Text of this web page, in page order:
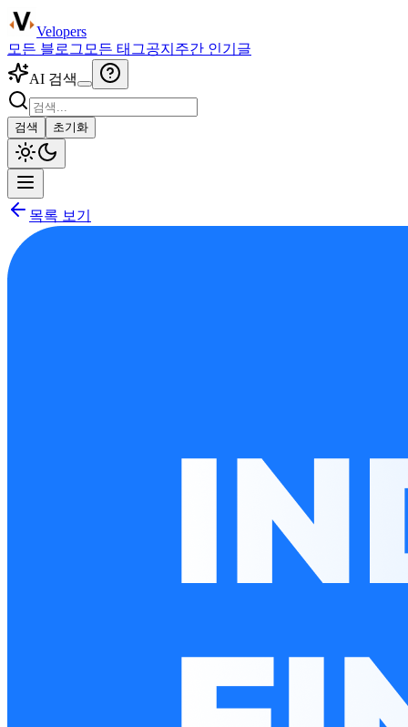
Velopers
모든 블로그 모든 태그공지 주간 인기글
AI 검색
검색 초기화
목록 보기